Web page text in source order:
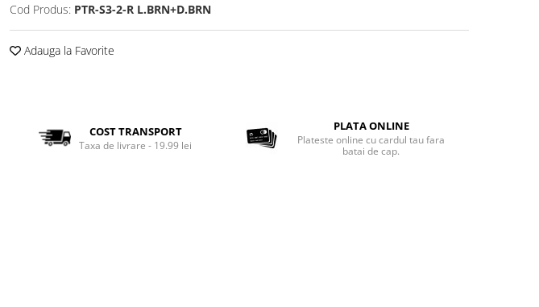
Cod Produs: PTR-S3-2-R L.BRN+D.BRN
Adauga la Favorite
COST TRANSPORT
Taxa de livrare - 19.99 lei
PLATA ONLINE
Plateste online cu cardul tau fara
batai de cap.